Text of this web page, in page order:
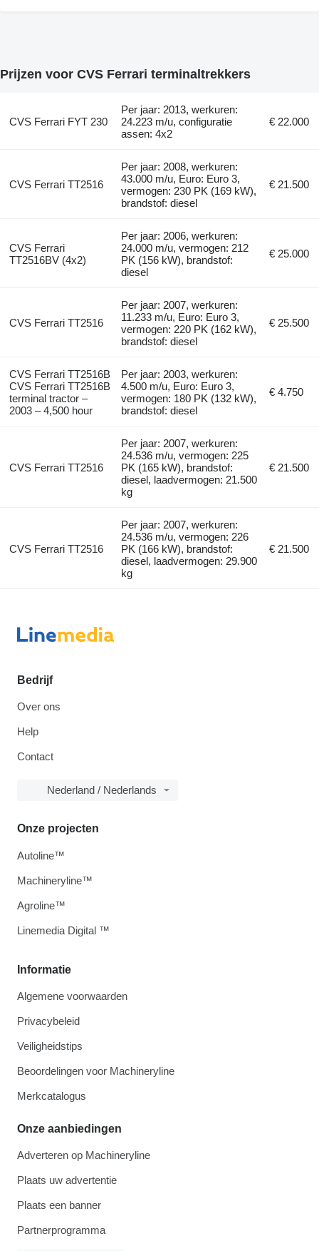
Prijzen voor CVS Ferrari terminaltrekkers
CVS Ferrari FYT 230
Per jaar: 2013, werkuren:
24.223 m/u, configuratie
assen: 4x2
€ 22.000
CVS Ferrari TT2516
Per jaar: 2008, werkuren:
43.000 m/u, Euro: Euro 3,
vermogen: 230 PK (169 kW),
brandstof: diesel
€ 21.500
CVS Ferrari
TT2516BV (4x2)
Per jaar: 2006, werkuren:
24.000 m/u, vermogen: 212
PK (156 kW), brandstof:
diesel
€ 25.000
CVS Ferrari TT2516
Per jaar: 2007, werkuren:
11.233 m/u, Euro: Euro 3,
vermogen: 220 PK (162 kW),
brandstof: diesel
€ 25.500
CVS Ferrari TT2516B
CVS Ferrari TT2516B
terminal tractor –
2003 – 4,500 hour
Per jaar: 2003, werkuren:
4.500 m/u, Euro: Euro 3,
vermogen: 180 PK (132 kW),
brandstof: diesel
€ 4.750
CVS Ferrari TT2516
Per jaar: 2007, werkuren:
24.536 m/u, vermogen: 225
PK (165 kW), brandstof:
diesel, laadvermogen: 21.500
kg
€ 21.500
CVS Ferrari TT2516
Per jaar: 2007, werkuren:
24.536 m/u, vermogen: 226
PK (166 kW), brandstof:
diesel, laadvermogen: 29.900
kg
€ 21.500
Bedrijf
Over ons
Help
Contact
Nederland / Nederlands
Informatie
Algemene voorwaarden
Privacybeleid
Veiligheidstips
Beoordelingen voor Machineryline
Merkcatalogus
Onze aanbiedingen
Adverteren op Machineryline
Plaats uw advertentie
Plaats een banner
Partnerprogramma
Onze projecten
Autoline™
Machineryline™
Agroline™
Linemedia Digital ™